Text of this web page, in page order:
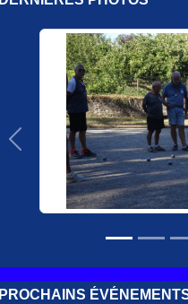
Précedent
PROCHAINS